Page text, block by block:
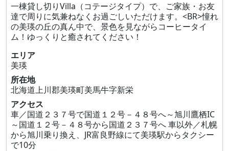
一棟貸し切りVilla（コテージタイプ）で、ご家族・お友
達で周りに気兼ねなくお過ごしいただけます。<BR>憧れ
の美瑛の丘の真ん中で、景色を見ながらコーヒータイ
ム！ゆっくりと癒されてください！
エリア
美瑛
所在地
北海道上川郡美瑛町美馬牛字新栄
アクセス
車／国道２３７号で国道１２号－４８号へ～旭川鷹栖IC
～国道１２号－４８号から国道２３７号へ 車以外／札幌
から旭川乗り換え、JR富良野線にて美瑛駅からタクシー
で10分